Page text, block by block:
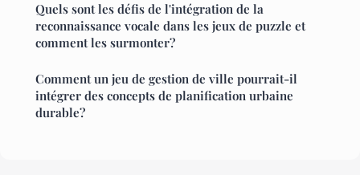
Quels sont les défis de l'intégration de la
reconnaissance vocale dans les jeux de puzzle et
comment les surmonter?
Comment un jeu de gestion de ville pourrait-il
intégrer des concepts de planification urbaine
durable?